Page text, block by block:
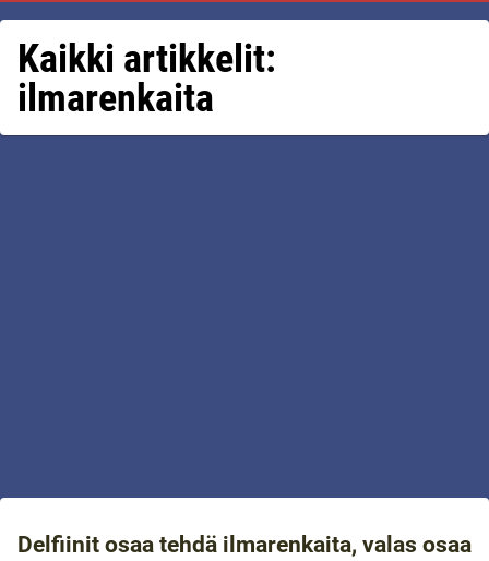
Kaikki artikkelit:
ilmarenkaita
Delfiinit osaa tehdä ilmarenkaita, valas osaa